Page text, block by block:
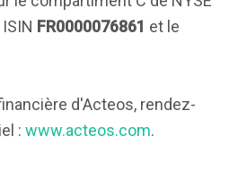
FR0000076861 et le
d'Acteos, rendez-
: www.acteos.com.